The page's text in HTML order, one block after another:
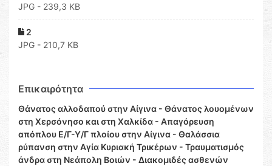
JPG - 239,3 KB
2
JPG - 210,7 KB
Επικαιρότητα
Θάνατος αλλοδαπού στην Αίγινα - Θάνατος λουομένων
στη Χερσόνησο και στη Χαλκίδα - Απαγόρευση
απόπλου Ε/Γ-Υ/Γ πλοίου στην Αίγινα - Θαλάσσια
ρύπανση στην Αγία Κυριακή Τρικέρων - Τραυματισμός
άνδρα στη Νεάπολη Βοιών - Διακομιδές ασθενών